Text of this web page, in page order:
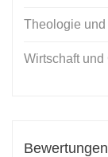
Theologie
Wirtschaft
Bewertungen